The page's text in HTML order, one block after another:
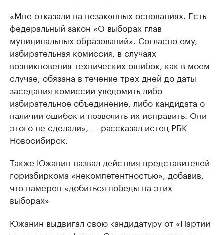
«Мне отказали на незаконных основаниях. Есть
федеральный закон «О выборах глав
муниципальных образований». Согласно ему,
избирательная комиссия, в случаях
возникновения технических ошибок, как в моем
случае, обязана в течение трех дней до даты
заседания комиссии уведомить либо
избирательное объединение, либо кандидата о
наличии ошибок и позволить их исправить. Они
этого не сделали», — рассказал истец РБК
Новосибирск.
Также Южанин назвал действия представителей
горизбиркома «некомпетентностью», добавив,
что намерен «добиться победы на этих
выборах»
Южанин выдвигал свою кандидатуру от «Партии